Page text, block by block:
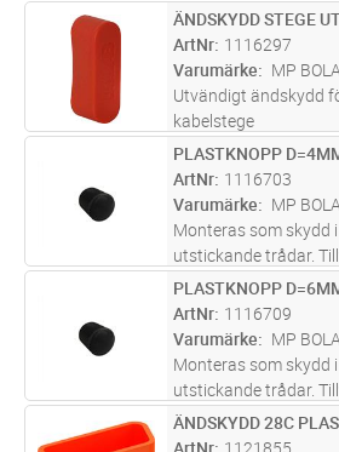
ST Lägg i
ÄNDSKYDD STEGE
ArtNr 1116297
Varumärke
MP
Utvändigt ändskydd
kabelstege
FP Lägg i
PLASTKNOPP
ArtNr 1116703
Varumärke
MP
Monteras som skydd
utstickande trådar.
material. 100 st/
FP Lägg i
PLASTKNOPP
ArtNr 1116709
Varumärke
MP
Monteras som skydd
utstickande trådar.
material. 100 st/
ST Lägg i
ÄNDSKYDD 28C